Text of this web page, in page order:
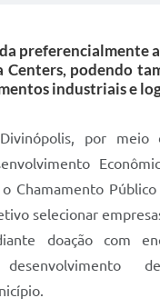
preferencialmente
Centers, podendo
industriais e
por meio
Chamamento
selecionar
doação com